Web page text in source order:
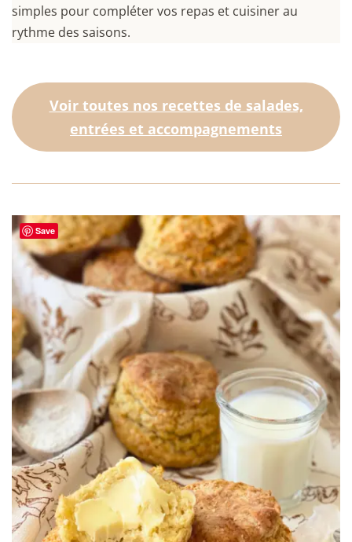
simples pour compléter vos repas et cuisiner au
rythme des saisons.
Voir toutes nos recettes de salades,
entrées et accompagnements
Save